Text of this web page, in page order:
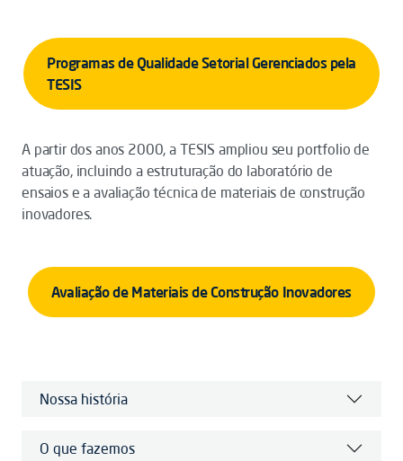
Programas de Qualidade Setorial Gerenciados pela
TESIS
A partir dos anos 2000, a TESIS ampliou seu portfolio de
atuação, incluindo a estruturação do laboratório de
ensaios e a avaliação técnica de materiais de construção
inovadores.
Avaliação de Materiais de Construção Inovadores
Nossa história
O que fazemos